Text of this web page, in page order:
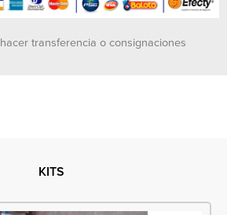
transferencia o consignaciones
KITS